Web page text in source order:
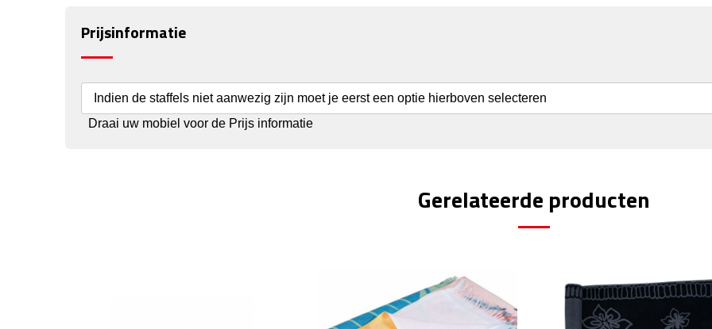
Prijsinformatie
Indien de staffels niet aanwezig zijn moet je eerst een optie hierboven selecteren
Draai uw mobiel voor de Prijs informatie
Gerelateerde producten